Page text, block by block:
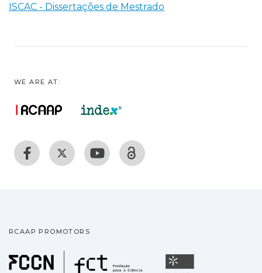
ISCAC - Dissertações de Mestrado
WE ARE AT:
RCAAP PROMOTORS
Fundação para a